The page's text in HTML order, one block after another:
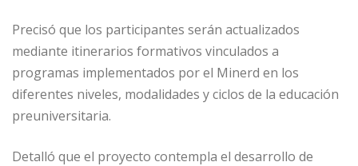
Precisó que los participantes serán actualizados
mediante itinerarios formativos vinculados a
programas implementados por el Minerd en los
diferentes niveles, modalidades y ciclos de la educación
preuniversitaria.
Detalló que el proyecto contempla el desarrollo de